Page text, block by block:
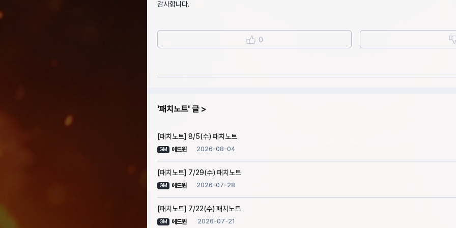
감사합니다.
0
패치노트 글
[패치노트] 8/5(수) 패치노트
GM 에드윈 2026-08-04
[패치노트] 7/29(수) 패치노트
GM 에드윈 2026-07-28
[패치노트] 7/22(수) 패치노트
GM 에드윈 2026-07-21